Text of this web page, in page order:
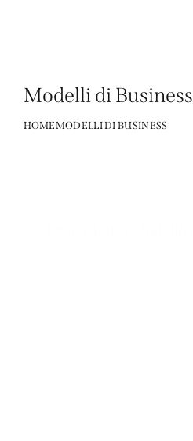
Modelli di Business
HOMEMODELLI DI BUSINESS